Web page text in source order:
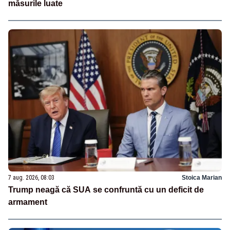
măsurile luate
7 aug. 2026, 08:03 Stoica Marian
Trump neagă că SUA se confruntă cu un deficit de
armament